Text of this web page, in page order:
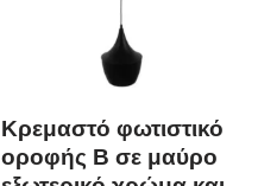
Κρεμαστό φωτιστικό
οροφής B σε μαύρο